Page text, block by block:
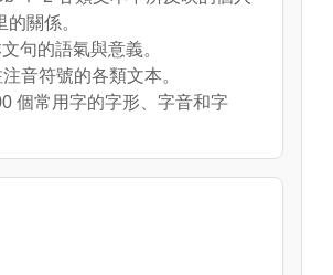
關係。
句的語氣與意義。
音符號的各類文本。
個常用字的字形、字音和字
Ⅰ-1 養成專心聆聽的習慣，尊重
需要，使用常用標點符號。
音流利的說出語意完整的話。
符號表達想法，記錄訊息。